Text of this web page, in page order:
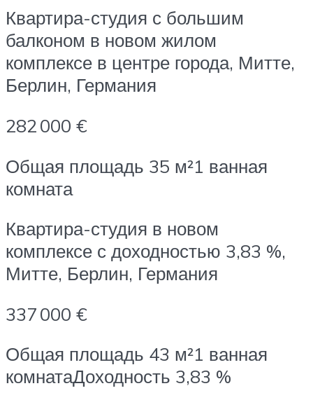
Квартира-студия с большим
балконом в новом жилом
комплексе в центре города, Митте,
Берлин, Германия
282 000 €
Общая площадь 35 м²1 ванная
комната
Квартира-студия в новом
комплексе с доходностью 3,83 %,
Митте, Берлин, Германия
337 000 €
Общая площадь 43 м²1 ванная
комнатаДоходность 3,83 %